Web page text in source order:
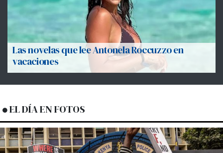
Las novelas que lee Antonela Roccuzzo en
vacaciones
EL DÍA EN FOTOS